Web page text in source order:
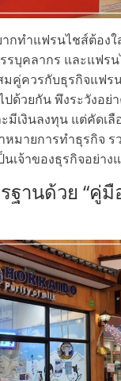
กทำแฟรนไชส์ต้องใ
รบุคลากร และแฟร
คู่ควรกับธุรกิจแฟร
ปด้วยกัน พึงระวังอย่
ะมีเงินลงทุน แต่คัดเ
หมายการทำธุรกิจ ร
เจ้าของธุรกิจอย่าง
ฐานด้วย “คู่มื